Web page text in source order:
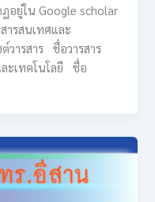
ฏอยู่ใน Google scholar
ารสนเทศและ
วารสาร ชื่อวารสาร
ละเทคโนโลยี ชื่อ